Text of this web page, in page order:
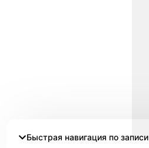
Быстрая навигация по записи